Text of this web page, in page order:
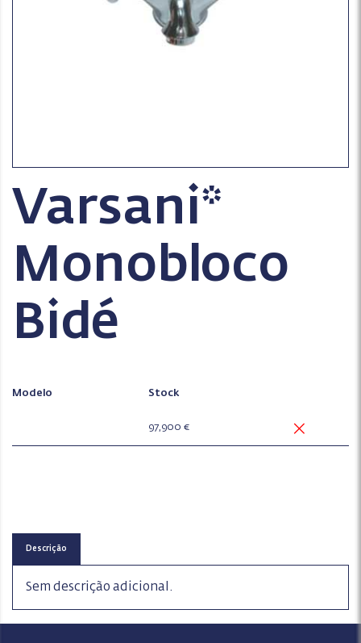
Varsani*
Monobloco
Bidé
Modelo Stock
97,900 €
Descrição
Sem descrição adicional.